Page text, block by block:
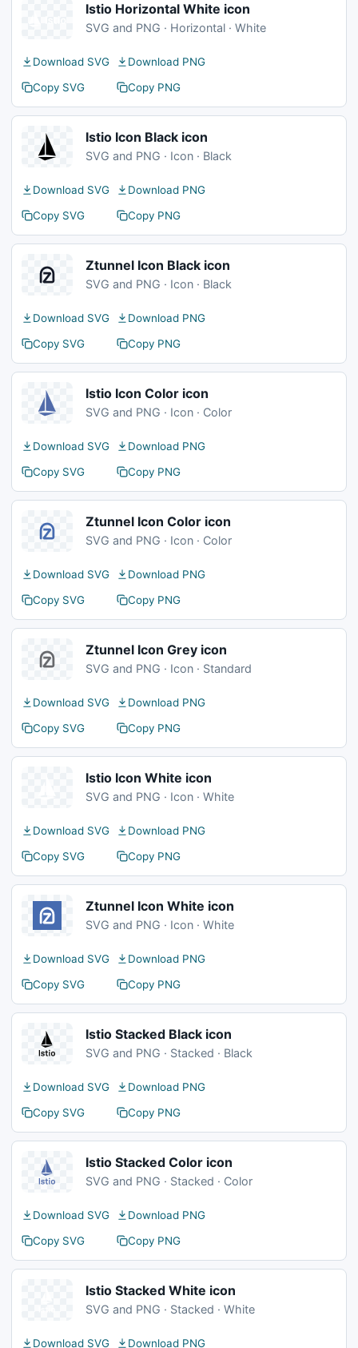
Istio Horizontal White icon
SVG and PNG · Horizontal · White
Download SVG
Download PNG
Copy SVG
Copy PNG
Istio Icon Black icon
SVG and PNG · Icon · Black
Download SVG
Download PNG
Copy SVG
Copy PNG
Ztunnel Icon Black icon
SVG and PNG · Icon · Black
Download SVG
Download PNG
Copy SVG
Copy PNG
Istio Icon Color icon
SVG and PNG · Icon · Color
Download SVG
Download PNG
Copy SVG
Copy PNG
Ztunnel Icon Color icon
SVG and PNG · Icon · Color
Download SVG
Download PNG
Copy SVG
Copy PNG
Ztunnel Icon Grey icon
SVG and PNG · Icon · Standard
Download SVG
Download PNG
Copy SVG
Copy PNG
Istio Icon White icon
SVG and PNG · Icon · White
Download SVG
Download PNG
Copy SVG
Copy PNG
Ztunnel Icon White icon
SVG and PNG · Icon · White
Download SVG
Download PNG
Copy SVG
Copy PNG
Istio Stacked Black icon
SVG and PNG · Stacked · Black
Download SVG
Download PNG
Copy SVG
Copy PNG
Istio Stacked Color icon
SVG and PNG · Stacked · Color
Download SVG
Download PNG
Copy SVG
Copy PNG
Istio Stacked White icon
SVG and PNG · Stacked · White
Download SVG Download PNG